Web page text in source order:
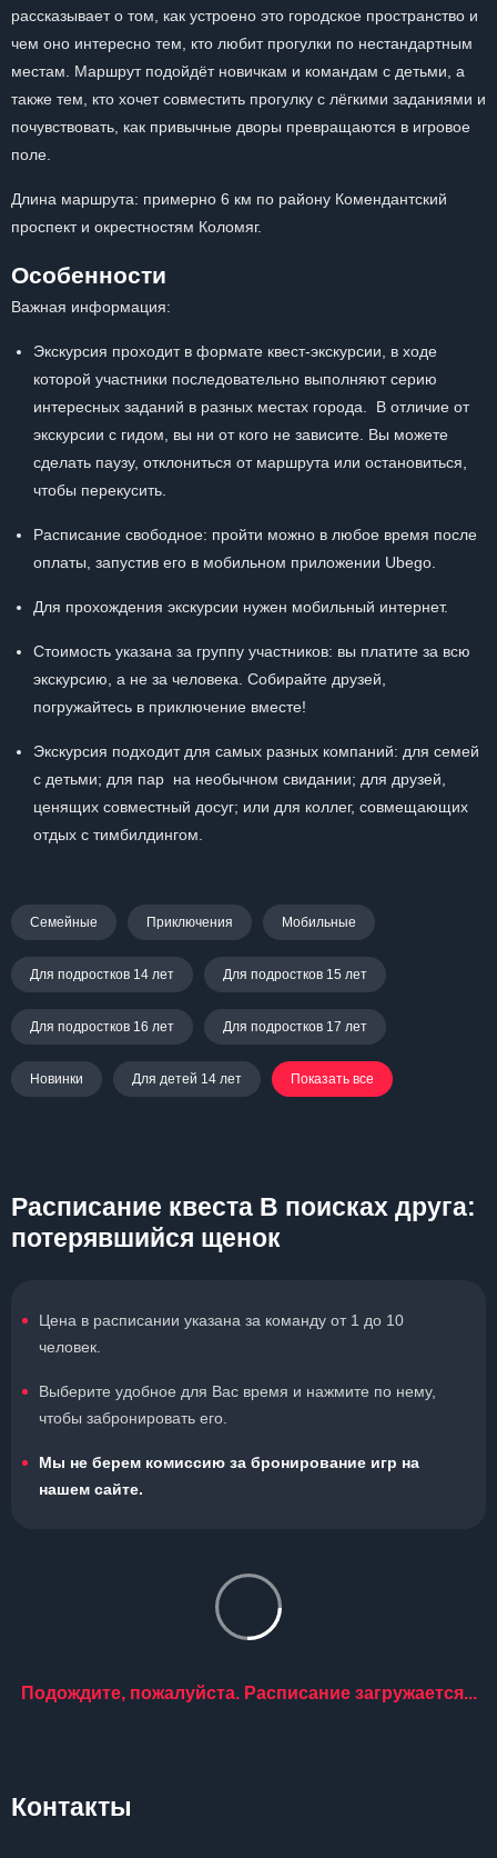
рассказывает о том, как устроено это городское пространство и
чем оно интересно тем, кто любит прогулки по нестандартным
местам. Маршрут подойдёт новичкам и командам с детьми, а
также тем, кто хочет совместить прогулку с лёгкими заданиями и
почувствовать, как привычные дворы превращаются в игровое
поле.
Длина маршрута: примерно 6 км по району Комендантский
проспект и окрестностям Коломяг.
Особенности
Важная информация:
Экскурсия проходит в формате квест-экскурсии, в ходе
которой участники последовательно выполняют серию
интересных заданий в разных местах города. В отличие от
экскурсии с гидом, вы ни от кого не зависите. Вы можете
сделать паузу, отклониться от маршрута или остановиться,
чтобы перекусить.
Расписание свободное: пройти можно в любое время после
оплаты, запустив его в мобильном приложении Ubego.
Для прохождения экскурсии нужен мобильный интернет.
Стоимость указана за группу участников: вы платите за всю
экскурсию, а не за человека. Собирайте друзей,
погружайтесь в приключение вместе!
Экскурсия подходит для самых разных компаний: для семей
с детьми; для пар на необычном свидании; для друзей,
ценящих совместный досуг; или для коллег, совмещающих
отдых с тимбилдингом.
Семейные Приключения Мобильные
Для подростков 14 лет Для подростков 15 лет
Для подростков 16 лет Для подростков 17 лет
Новинки Для детей 14 лет Показать все
Расписание квеста В поисках друга:
потерявшийся щенок
Цена в расписании указана за команду от 1 до 10
человек.
Выберите удобное для Вас время и нажмите по нему,
чтобы забронировать его.
Мы не берем комиссию за бронирование игр на
нашем сайте.
Подождите, пожалуйста. Расписание загружается...
Контакты